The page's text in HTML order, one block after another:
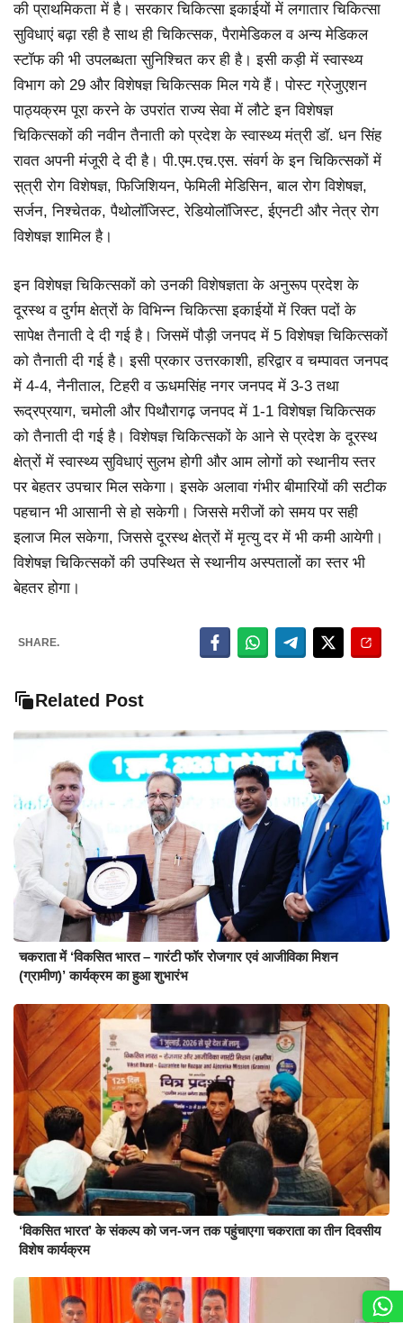
की प्राथमिकता में है। सरकार चिकित्सा इकाईयों में लगातार चिकित्सा
सुविधाएं बढ़ा रही है साथ ही चिकित्सक, पैरामेडिकल व अन्य मेडिकल
स्टॉफ की भी उपलब्धता सुनिश्चित कर ही है। इसी कड़ी में स्वास्थ्य
विभाग को 29 और विशेषज्ञ चिकित्सक मिल गये हैं। पोस्ट ग्रेजुएशन
पाठ्यक्रम पूरा करने के उपरांत राज्य सेवा में लौटे इन विशेषज्ञ
चिकित्सकों की नवीन तैनाती को प्रदेश के स्वास्थ्य मंत्री डॉ. धन सिंह
रावत अपनी मंजूरी दे दी है। पी.एम.एच.एस. संवर्ग के इन चिकित्सकों में
स़्त्री रोग विशेषज्ञ, फिजिशियन, फेमिली मेडिसिन, बाल रोग विशेषज्ञ,
सर्जन, निश्चेतक, पैथोलॉजिस्ट, रेडियोलॉजिस्ट, ईएनटी और नेत्र रोग
विशेषज्ञ शामिल है।
इन विशेषज्ञ चिकित्सकों को उनकी विशेषज्ञता के अनुरूप प्रदेश के
दूरस्थ व दुर्गम क्षेत्रों के विभिन्न चिकित्सा इकाईयों में रिक्त पदों के
सापेक्ष तैनाती दे दी गई है। जिसमें पौड़ी जनपद में 5 विशेषज्ञ चिकित्सकों
को तैनाती दी गई है। इसी प्रकार उत्तरकाशी, हरिद्वार व चम्पावत जनपद
में 4-4, नैनीताल, टिहरी व ऊधमसिंह नगर जनपद में 3-3 तथा
रूद्रप्रयाग, चमोली और पिथौरागढ़ जनपद में 1-1 विशेषज्ञ चिकित्सक
को तैनाती दी गई है। विशेषज्ञ चिकित्सकों के आने से प्रदेश के दूरस्थ
क्षेत्रों में स्वास्थ्य सुविधाएं सुलभ होगी और आम लोगों को स्थानीय स्तर
पर बेहतर उपचार मिल सकेगा। इसके अलावा गंभीर बीमारियों की सटीक
पहचान भी आसानी से हो सकेगी। जिससे मरीजों को समय पर सही
इलाज मिल सकेगा, जिससे दूरस्थ क्षेत्रों में मृत्यु दर में भी कमी आयेगी।
विशेषज्ञ चिकित्सकों की उपस्थित से स्थानीय अस्पतालों का स्तर भी
बेहतर होगा।
SHARE.
Related Post
चकराता में ‘विकसित भारत – गारंटी फॉर रोजगार एवं आजीविका मिशन
(ग्रामीण)’ कार्यक्रम का हुआ शुभारंभ
‘विकसित भारत’ के संकल्प को जन-जन तक पहुंचाएगा चकराता का तीन दिवसीय
विशेष कार्यक्रम